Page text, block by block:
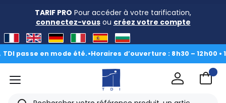
TARIF PRO Pour accéder à votre tarification,
connectez-vousou créez votre compte
passe en mode été.•Horaires d’ouverture : 8h30 – 12h00 •
menu